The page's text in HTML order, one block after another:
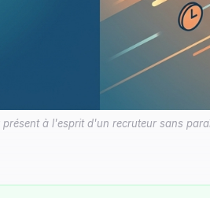
à l'esprit d'un recruteur sans